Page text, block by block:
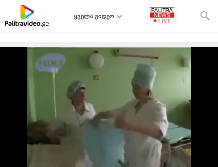
ყველა ვიდეო